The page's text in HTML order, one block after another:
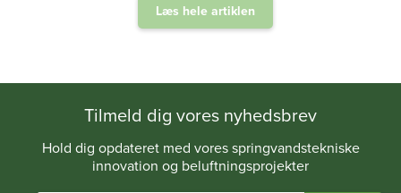
Læs hele artiklen
Tilmeld dig vores nyhedsbrev
Hold dig opdateret med vores springvandstekniske
innovation og beluftningsprojekter